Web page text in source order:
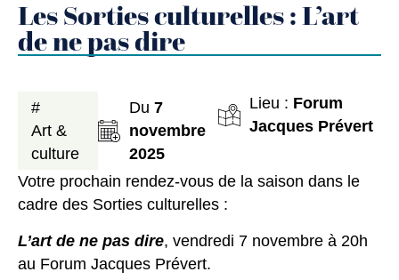
Les Sorties culturelles : L’art
de ne pas dire
#
Art &
culture
Du 7
novembre
2025
Lieu : Forum
Jacques Prévert
Votre prochain rendez-vous de la saison dans le
cadre des Sorties culturelles :
L’art de ne pas dire, vendredi 7 novembre à 20h
au Forum Jacques Prévert.